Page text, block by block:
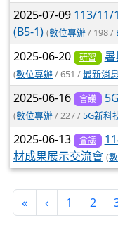
2025-07-09 113/11/
(B5-1) (數位專辦/ 198 /
2025-06-20 研習
(數位專辦/ 651 /最新消息
2025-06-16 會議
(數位專辦/ 227 /5G新科
2025-06-13 會議
材成果展示交流會 (
« ‹ 1 2